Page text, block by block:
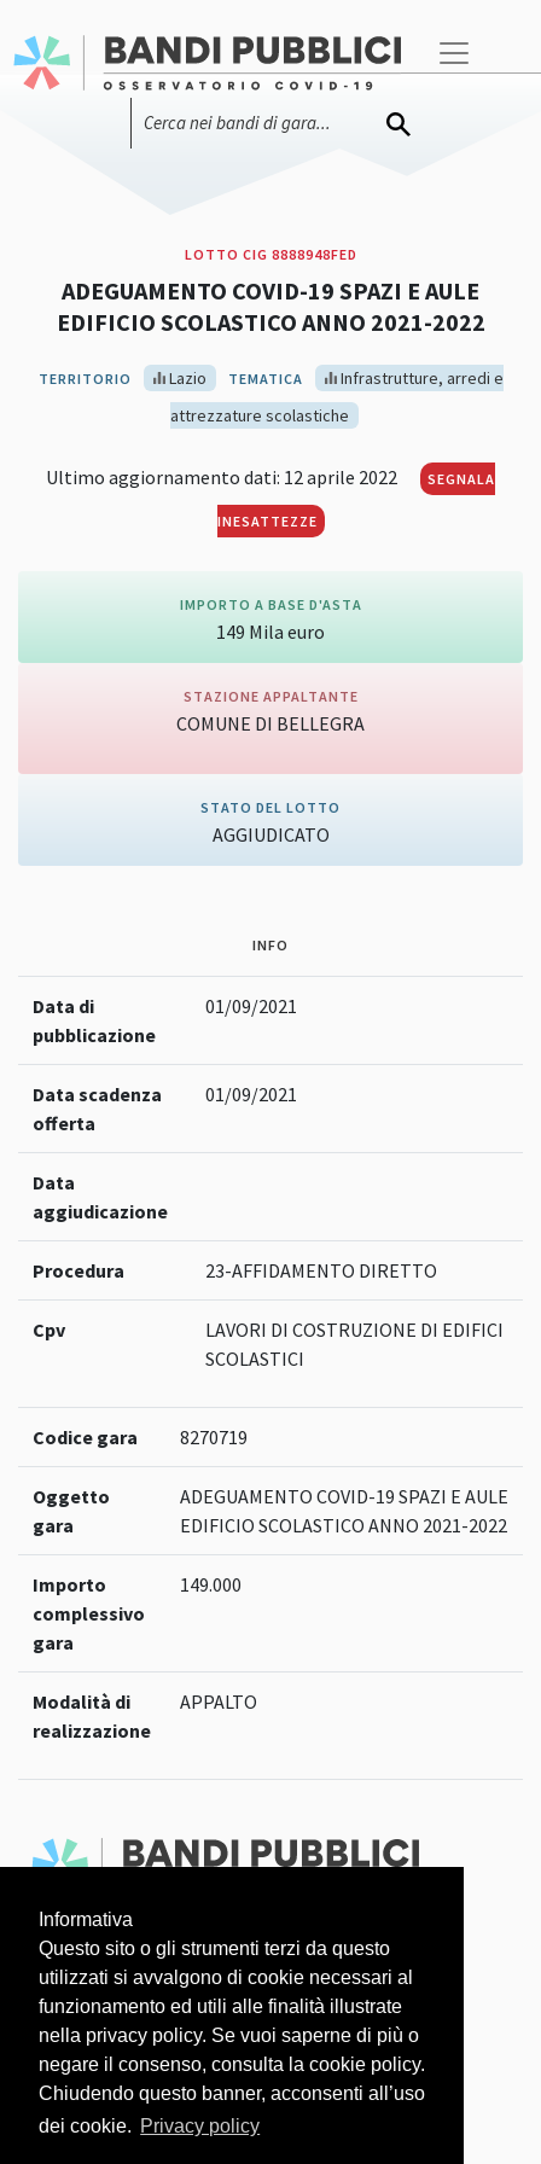
Informativa
Questo sito o gli strumenti terzi da questo
utilizzati si avvalgono di cookie necessari al
funzionamento ed utili alle finalità illustrate
nella privacy policy. Se vuoi saperne di più o
negare il consenso, consulta la cookie policy.
Chiudendo questo banner, acconsenti all’uso
dei cookie. Privacy policy
LOTTO CIG 8888948FED
ADEGUAMENTO COVID-19 SPAZI E AULE
EDIFICIO SCOLASTICO ANNO 2021-2022
TERRITORIO Lazio TEMATICA
Infrastrutture, arredi e
attrezzature scolastiche
Ultimo aggiornamento dati: 12 aprile 2022 SEGNALA
INESATTEZZE
IMPORTO A BASE D'ASTA
149 Mila euro
STAZIONE APPALTANTE
COMUNE DI BELLEGRA
STATO DEL LOTTO
AGGIUDICATO
INFO
Data di
pubblicazione
01/09/2021
Data scadenza
offerta
01/09/2021
Data
aggiudicazione
Procedura 23-AFFIDAMENTO DIRETTO
Cpv
LAVORI DI COSTRUZIONE DI EDIFICI
SCOLASTICI
Codice gara 8270719
Oggetto
gara
ADEGUAMENTO COVID-19 SPAZI E AULE
EDIFICIO SCOLASTICO ANNO 2021-2022
Importo
complessivo
gara
149.000
Modalità di
realizzazione
APPALTO
Faq Dati aperti
L'OSSERVATORIO COVID-19 È UN PROGETTO